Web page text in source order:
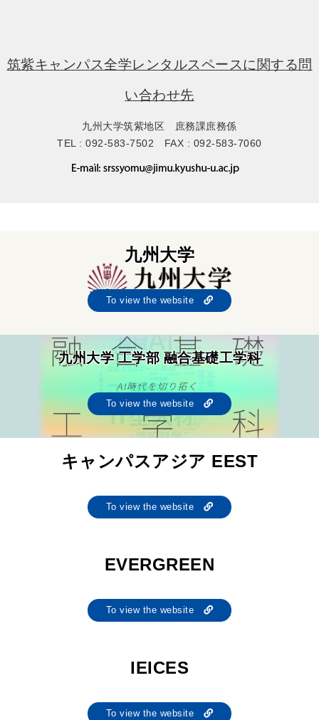
筑紫キャンパス全学レンタルスペースに関する問
い合わせ先
九州大学筑紫地区 庶務課庶務係
TEL : 092-583-7502 FAX : 092-583-7060
九州大学
To view the website
九州大学 工学部 融合基礎工学科
To view the website
キャンパスアジア EEST
To view the website
EVERGREEN
To view the website
IEICES
To view the website